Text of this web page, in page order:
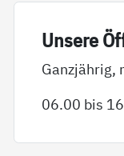
Un­se­re
Ganzjährig,
06.00 bis